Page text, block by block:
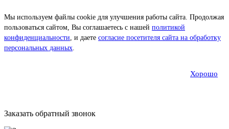
Мы используем файлы cookie для улучшения работы сайта. Продолжая
пользоваться сайтом, Вы соглашаетесь с нашей политикой
конфиденциальности, и даете согласие посетителя сайта на обработку
персональных данных.
Хорошо
Заказать обратный звонок